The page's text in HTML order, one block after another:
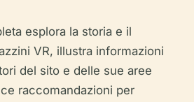
esplora la storia e il
VR, illustra informazioni
del sito e delle sue aree
raccomandazioni per